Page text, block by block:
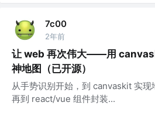
7c00
2年前
让 web 再次伟大——用
神地图（已开源）
从手势识别开始，到 canvaskit 实现
再到 react/vue 组件封装...